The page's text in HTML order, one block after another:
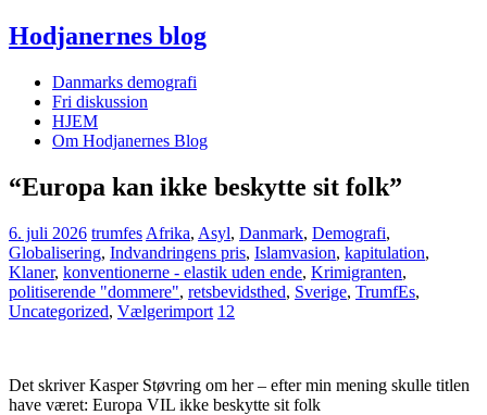
Hodjanernes blog
Danmarks demografi
Fri diskussion
HJEM
Om Hodjanernes Blog
“Europa kan ikke beskytte sit folk”
6. juli 2026 trumfes Afrika, Asyl, Danmark, Demografi,
Globalisering, Indvandringens pris, Islamvasion, kapitulation,
Klaner, konventionerne - elastik uden ende, Krimigranten,
politiserende "dommere", retsbevidsthed, Sverige, TrumfEs,
Uncategorized, Vælgerimport 12
Det skriver Kasper Støvring om her – efter min mening skulle titlen
have været: Europa VIL ikke beskytte sit folk